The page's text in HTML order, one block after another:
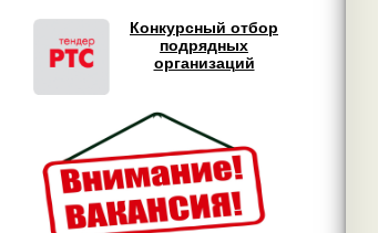
Конкурсный отбор
подрядных
организаций